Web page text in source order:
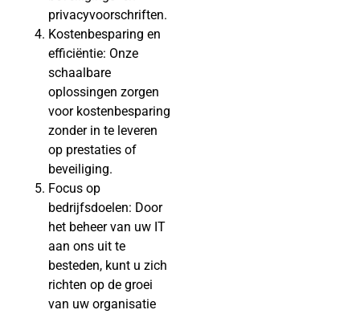
privacyvoorschriften.
Kostenbesparing en
efficiëntie: Onze
schaalbare
oplossingen zorgen
voor kostenbesparing
zonder in te leveren
op prestaties of
beveiliging.
Focus op
bedrijfsdoelen: Door
het beheer van uw IT
aan ons uit te
besteden, kunt u zich
richten op de groei
van uw organisatie